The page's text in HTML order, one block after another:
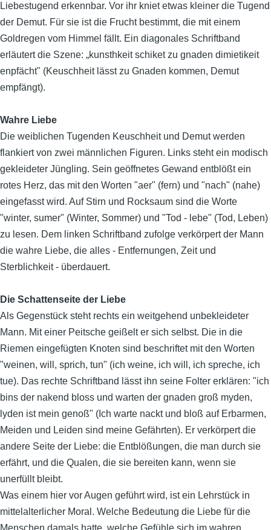
Liebestugend erkennbar. Vor ihr kniet etwas kleiner die Tugend
der Demut. Für sie ist die Frucht bestimmt, die mit einem
Goldregen vom Himmel fällt. Ein diagonales Schriftband
erläutert die Szene: „kunsthkeit schiket zu gnaden dimietikeit
enpfächt" (Keuschheit lässt zu Gnaden kommen, Demut
empfängt).
Wahre Liebe
Die weiblichen Tugenden Keuschheit und Demut werden
flankiert von zwei männlichen Figuren. Links steht ein modisch
gekleideter Jüngling. Sein geöffnetes Gewand entblößt ein
rotes Herz, das mit den Worten "aer" (fern) und "nach" (nahe)
eingefasst wird. Auf Stirn und Rocksaum sind die Worte
"winter, sumer" (Winter, Sommer) und "Tod - lebe" (Tod, Leben)
zu lesen. Dem linken Schriftband zufolge verkörpert der Mann
die wahre Liebe, die alles - Entfernungen, Zeit und
Sterblichkeit - überdauert.
Die Schattenseite der Liebe
Als Gegenstück steht rechts ein weitgehend unbekleideter
Mann. Mit einer Peitsche geißelt er sich selbst. Die in die
Riemen eingefügten Knoten sind beschriftet mit den Worten
"weinen, will, sprich, tun" (ich weine, ich will, ich spreche, ich
tue). Das rechte Schriftband lässt ihn seine Folter erklären: "ich
bins der nakend bloss und warten der gnaden groß myden,
lyden ist mein genoß" (Ich warte nackt und bloß auf Erbarmen,
Meiden und Leiden sind meine Gefährten). Er verkörpert die
andere Seite der Liebe: die Entblößungen, die man durch sie
erfährt, und die Qualen, die sie bereiten kann, wenn sie
unerfüllt bleibt.
Was einem hier vor Augen geführt wird, ist ein Lehrstück in
mittelalterlicher Moral. Welche Bedeutung die Liebe für die
Menschen damals hatte, welche Gefühle sich im wahren